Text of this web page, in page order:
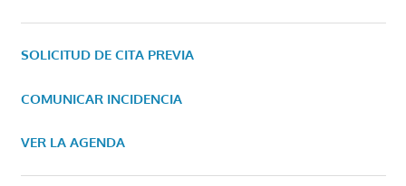
SOLICITUD DE CITA PREVIA
COMUNICAR INCIDENCIA
VER LA AGENDA